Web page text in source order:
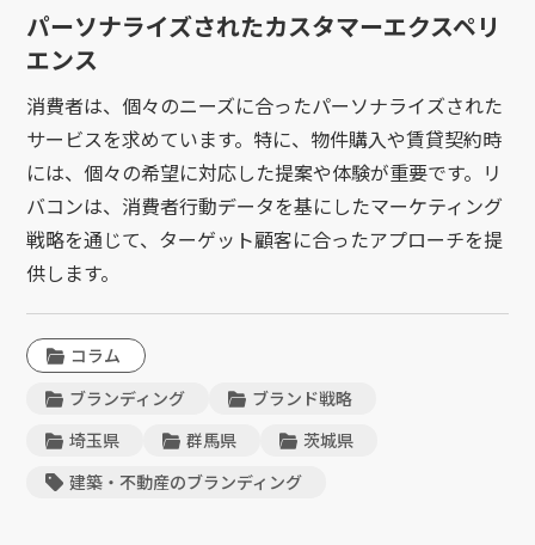
パーソナライズされたカスタマーエクスペリ
エンス
消費者は、個々のニーズに合ったパーソナライズされた
サービスを求めています。特に、物件購入や賃貸契約時
には、個々の希望に対応した提案や体験が重要です。リ
バコンは、消費者行動データを基にしたマーケティング
戦略を通じて、ターゲット顧客に合ったアプローチを提
供します。
コラム
ブランディング
ブランド戦略
埼玉県
群馬県
茨城県
建築・不動産のブランディング